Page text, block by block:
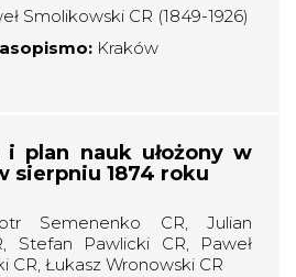
Smolikowski CR (1849-1926)
Kraków
i plan nauk ułożony w
sierpniu 1874 roku
Semenenko CR, Julian
Stefan Pawlicki CR, Paweł
CR, Łukasz Wronowski CR